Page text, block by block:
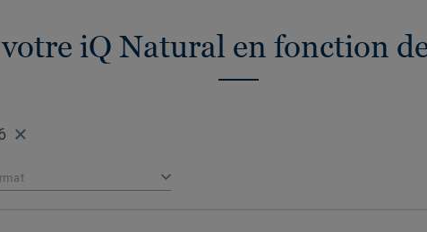
iQ Natural en fonction